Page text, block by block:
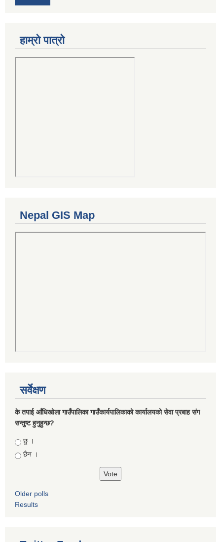
हाम्रो पात्रो
Nepal GIS Map
सर्वेक्षण
के तपाई आँधिखोला गाउँपालिका गाउँकार्यपालिकाको कार्यालयको सेवा प्रबाह संग
सन्तुष्ट हुनुहुन्छ?
Choices
छु ।
छैन ।
Older polls
Results